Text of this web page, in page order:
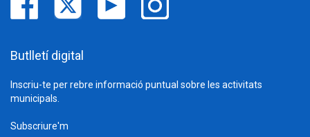
Butlletí digital
Inscriu-te per rebre informació puntual sobre les activitats
municipals.
Subscriure'm